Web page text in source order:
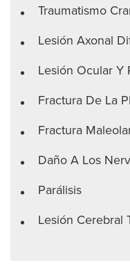
Traumatismo
Lesión Axonal
Lesión Ocular Y
Fractura De La
Fractura
Daño A Los
Parálisis
Lesión Cerebral